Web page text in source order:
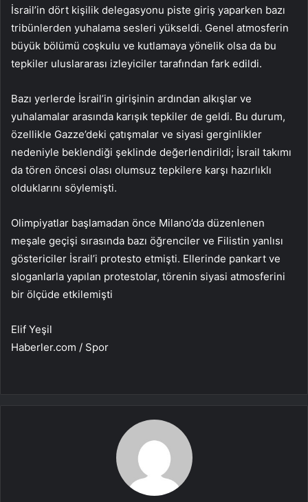
İsrail’in dört kişilik delegasyonu piste giriş yaparken bazı
tribünlerden yuhalama sesleri yükseldi. Genel atmosferin
büyük bölümü coşkulu ve kutlamaya yönelik olsa da bu
tepkiler uluslararası izleyiciler tarafından fark edildi.
Bazı yerlerde İsrail’in girişinin ardından alkışlar ve
yuhalamalar arasında karışık tepkiler de geldi. Bu durum,
özellikle Gazze’deki çatışmalar ve siyasi gerginlikler
nedeniyle beklendiği şeklinde değerlendirildi; İsrail takımı
da tören öncesi olası olumsuz tepkilere karşı hazırlıklı
olduklarını söylemişti.
Olimpiyatlar başlamadan önce Milano’da düzenlenen
meşale geçişi sırasında bazı öğrenciler ve Filistin yanlısı
göstericiler İsrail’i protesto etmişti. Ellerinde pankart ve
sloganlarla yapılan protestolar, törenin siyasi atmosferini
bir ölçüde etkilemişti
Elif Yeşil
Haberler.com / Spor